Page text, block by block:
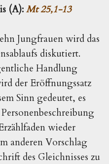
(A):Mt 25,1-13
Jungfrauen wird das
diskutiert.
Handlung
der Eröffnungssatz
Sinn gedeutet, es
wieder
anderen Vorschlag
des Gleichnisses zu